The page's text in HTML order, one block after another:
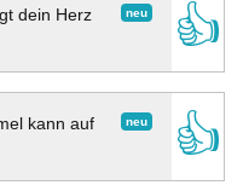
neu
dein Herz
👍
neu
kann auf
👍